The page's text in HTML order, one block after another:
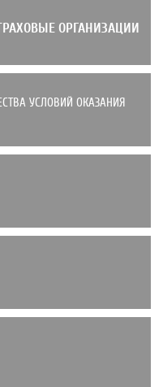
ОРГАНИЗАЦИИ
УСЛОВИЙ ОКАЗАНИЯ